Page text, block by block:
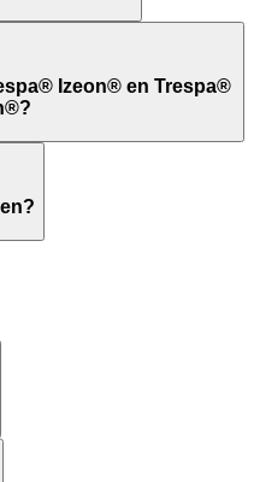
Izeon® en Trespa®